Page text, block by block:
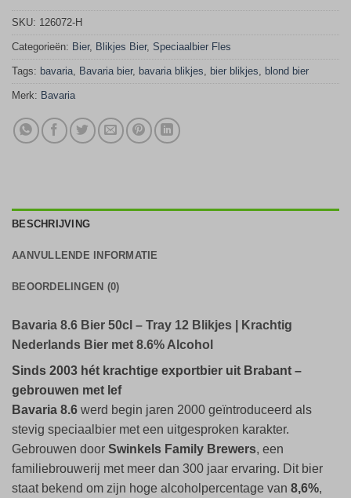
SKU: 126072-H
Categorieën: Bier, Blikjes Bier, Speciaalbier Fles
Tags: bavaria, Bavaria bier, bavaria blikjes, bier blikjes, blond bier
Merk: Bavaria
BESCHRIJVING
AANVULLENDE INFORMATIE
BEOORDELINGEN (0)
Bavaria 8.6 Bier 50cl – Tray 12 Blikjes | Krachtig
Nederlands Bier met 8.6% Alcohol
Sinds 2003 hét krachtige exportbier uit Brabant –
gebrouwen met lef
Bavaria 8.6 werd begin jaren 2000 geïntroduceerd als
stevig speciaalbier met een uitgesproken karakter.
Gebrouwen door Swinkels Family Brewers, een
familiebrouwerij met meer dan 300 jaar ervaring. Dit bier
staat bekend om zijn hoge alcoholpercentage van 8,6%,